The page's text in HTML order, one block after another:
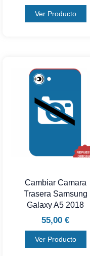
Ver Producto
Cambiar Camara
Trasera Samsung
Galaxy A5 2018
55,00 €
Ver Producto